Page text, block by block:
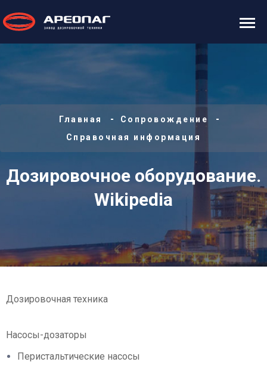
Главная
Сопровождение
Справочная информация
Дозировочное оборудование.
Wikipedia
Дозировочная техника
Насосы-дозаторы
Перистальтические насосы